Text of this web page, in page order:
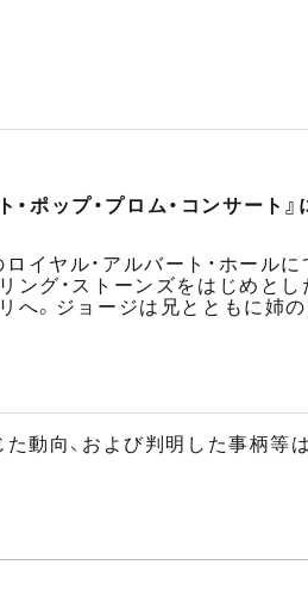
ポップ・プロム・コンサート』
イヤル・アルバート・ホール
ング・ストーンズをはじめと
へ。ジョージは兄とともに姉
向、および判明した事柄等